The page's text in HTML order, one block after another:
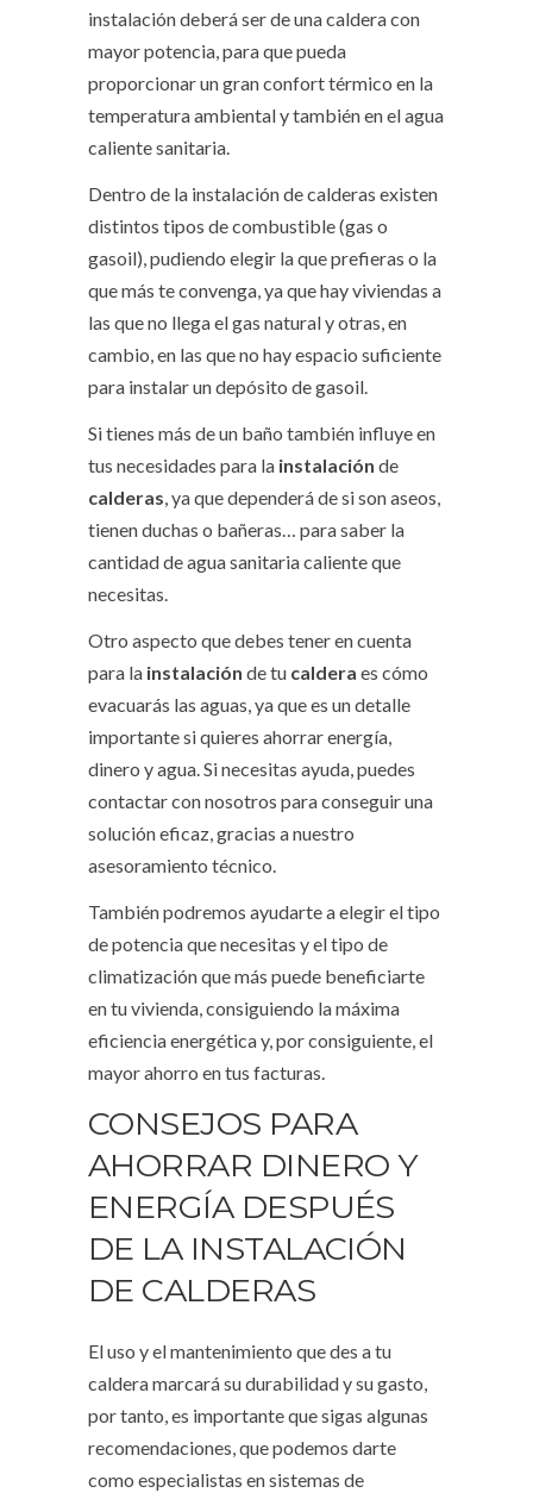
instalación deberá ser de una caldera con
mayor potencia, para que pueda
proporcionar un gran confort térmico en la
temperatura ambiental y también en el agua
caliente sanitaria.
Dentro de la instalación de calderas existen
distintos tipos de combustible (gas o
gasoil), pudiendo elegir la que prefieras o la
que más te convenga, ya que hay viviendas a
las que no llega el gas natural y otras, en
cambio, en las que no hay espacio suficiente
para instalar un depósito de gasoil.
Si tienes más de un baño también influye en
tus necesidades para la instalación de
calderas, ya que dependerá de si son aseos,
tienen duchas o bañeras… para saber la
cantidad de agua sanitaria caliente que
necesitas.
Otro aspecto que debes tener en cuenta
para la instalación de tu caldera es cómo
evacuarás las aguas, ya que es un detalle
importante si quieres ahorrar energía,
dinero y agua. Si necesitas ayuda, puedes
contactar con nosotros para conseguir una
solución eficaz, gracias a nuestro
asesoramiento técnico.
También podremos ayudarte a elegir el tipo
de potencia que necesitas y el tipo de
climatización que más puede beneficiarte
en tu vivienda, consiguiendo la máxima
eficiencia energética y, por consiguiente, el
mayor ahorro en tus facturas.
CONSEJOS PARA
AHORRAR DINERO Y
ENERGÍA DESPUÉS
DE LA INSTALACIÓN
DE CALDERAS
El uso y el mantenimiento que des a tu
caldera marcará su durabilidad y su gasto,
por tanto, es importante que sigas algunas
recomendaciones, que podemos darte
como especialistas en sistemas de